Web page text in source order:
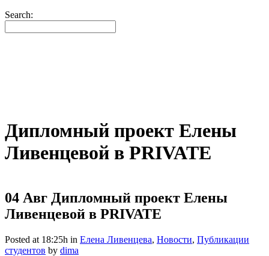
Search:
Дипломный проект Елены
Ливенцевой в PRIVATE
04 Авг Дипломный проект Елены
Ливенцевой в PRIVATE
Posted at 18:25h in Елена Ливенцева, Новости, Публикации
студентов by dima